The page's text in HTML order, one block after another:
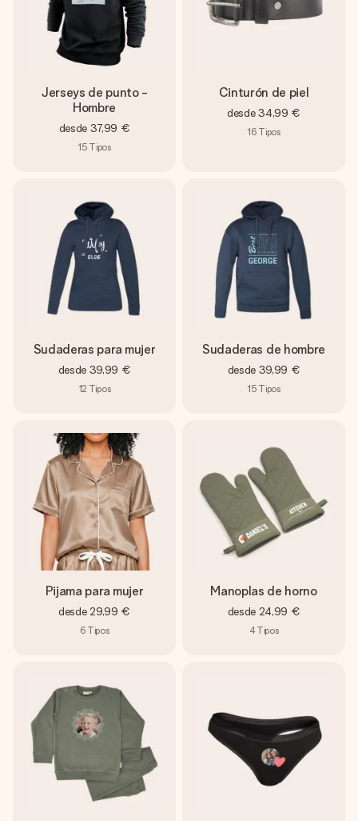
Jerseys de punto -
Hombre
desde 37,99 €
15 Tipos
Cinturón de piel
desde 34,99 €
16 Tipos
Sudaderas para mujer
desde 39,99 €
12 Tipos
Sudaderas de hombre
desde 39,99 €
15 Tipos
Pijama para mujer
desde 29,99 €
6 Tipos
Manoplas de horno
desde 24,99 €
4Tipos